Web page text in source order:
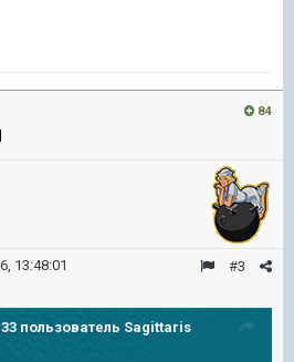
84
#3
13:48:01
пользователь Sagittaris